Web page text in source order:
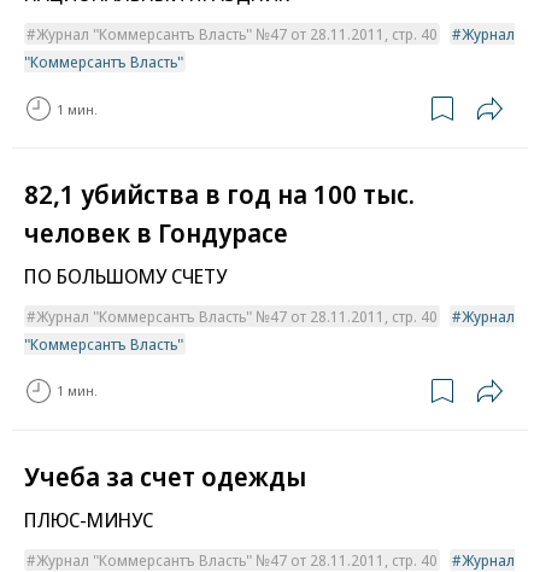
Журнал "Коммерсантъ Власть" №47 от 28.11.2011, стр. 40
Журнал
"Коммерсантъ Власть"
1 мин.
82,1 убийства в год на 100 тыс.
человек в Гондурасе
ПО БОЛЬШОМУ СЧЕТУ
Журнал "Коммерсантъ Власть" №47 от 28.11.2011, стр. 40
Журнал
"Коммерсантъ Власть"
1 мин.
Учеба за счет одежды
ПЛЮС-МИНУС
Журнал "Коммерсантъ Власть" №47 от 28.11.2011, стр. 40
Журнал